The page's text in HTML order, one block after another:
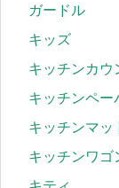
ガードル
キッズ
キッチンカウ
キッチンペー
キッチンマッ
キッチンワゴ